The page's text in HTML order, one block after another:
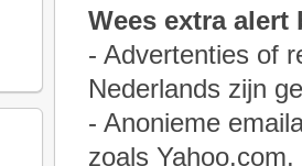
Wees extra alert
- Advertenties of
Nederlands zijn
- Anonieme
zoals Yahoo.com.